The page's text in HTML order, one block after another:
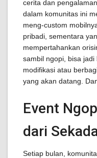
cerita dan
dalam komunitas ini
meng-custom
pribadi, sementara
mempertahankan
sambil ngopi, bisa
modifikasi atau
yang akan datang.
Event
dari
Setiap bulan,